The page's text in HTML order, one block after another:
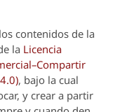
contenidos de la
la Licencia
, bajo la cual
y crear a partir